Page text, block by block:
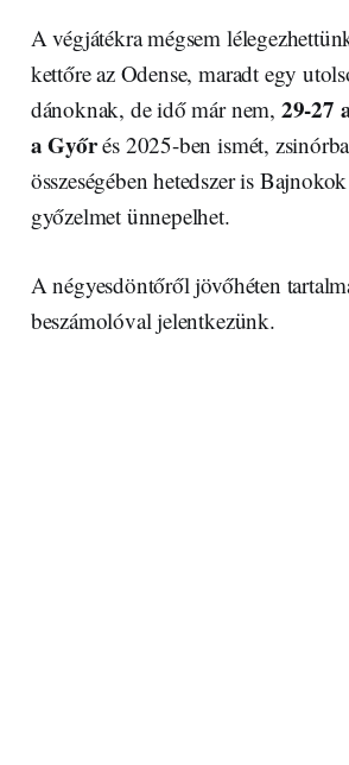
A végjátékra mégsem
kettőre az Odense, maradt egy
dánoknak, de idő már nem, 29-27
a Győrés 2025-ben ismét,
összeségében hetedszer is
győzelmet ünnepelhet.
A négyesdöntőről jövőhéten
beszámolóval jelentkezünk.